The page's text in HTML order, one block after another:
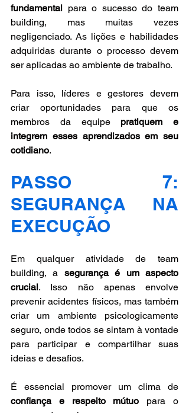
fundamental para o sucesso do team
building, mas muitas vezes
negligenciado. As lições e habilidades
adquiridas durante o processo devem
ser aplicadas ao ambiente de trabalho.
Para isso, líderes e gestores devem
criar oportunidades para que os
membros da equipe pratiquem e
integrem esses aprendizados em seu
cotidiano.
PASSO 7:
SEGURANÇA NA
EXECUÇÃO
Em qualquer atividade de team
building, a segurança é um aspecto
crucial. Isso não apenas envolve
prevenir acidentes físicos, mas também
criar um ambiente psicologicamente
seguro, onde todos se sintam à vontade
para participar e compartilhar suas
ideias e desafios.
confiança e respeito mútuo para o